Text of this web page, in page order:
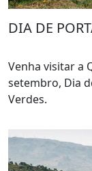
DIA DE
Venha visitar a
setembro, Dia
Verdes.